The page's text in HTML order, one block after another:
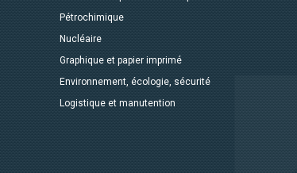
Pétrochimique
Nucléaire
Graphique et papier imprimé
Environnement, écologie, sécurité
Logistique et manutention